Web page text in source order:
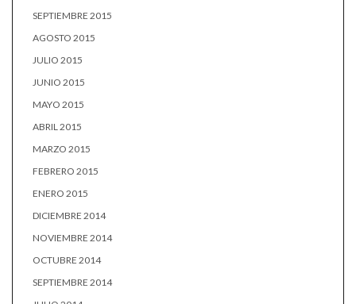
SEPTIEMBRE 2015
AGOSTO 2015
JULIO 2015
JUNIO 2015
MAYO 2015
ABRIL 2015
MARZO 2015
FEBRERO 2015
ENERO 2015
DICIEMBRE 2014
NOVIEMBRE 2014
OCTUBRE 2014
SEPTIEMBRE 2014